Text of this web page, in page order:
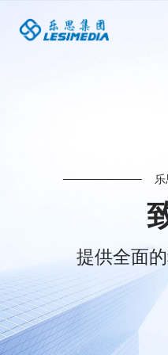
乐
提供全面